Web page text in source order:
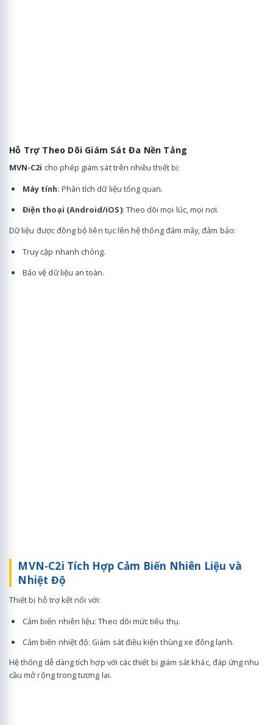
Hỗ Trợ Theo Dõi Giám Sát Đa Nền Tảng
MVN-C2i cho phép giám sát trên nhiều thiết bị:
Máy tính: Phân tích dữ liệu tổng quan.
Điện thoại (Android/iOS): Theo dõi mọi lúc, mọi nơi.
Dữ liệu được đồng bộ liên tục lên hệ thống đám mây, đảm bảo:
Truy cập nhanh chóng.
Bảo vệ dữ liệu an toàn.
MVN-C2i Tích Hợp Cảm Biến Nhiên Liệu và
Nhiệt Độ
Thiết bị hỗ trợ kết nối với:
Cảm biến nhiên liệu: Theo dõi mức tiêu thụ.
Cảm biến nhiệt độ: Giám sát điều kiện thùng xe đông lạnh.
Hệ thống dễ dàng tích hợp với các thiết bị giám sát khác, đáp ứng nhu
cầu mở rộng trong tương lai.